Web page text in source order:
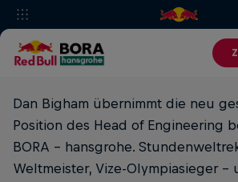
Dan Bigham übernimmt die neu
Position des Head of Engineering
BORA - hansgrohe.
Weltmeister, Vize-Olympiasieger -